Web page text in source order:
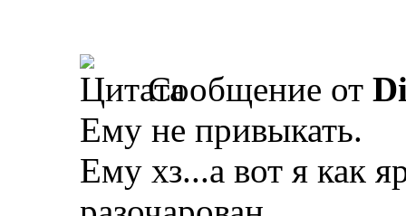
Сообщение от
Ему не привыкать.
Ему хз...а вот я как